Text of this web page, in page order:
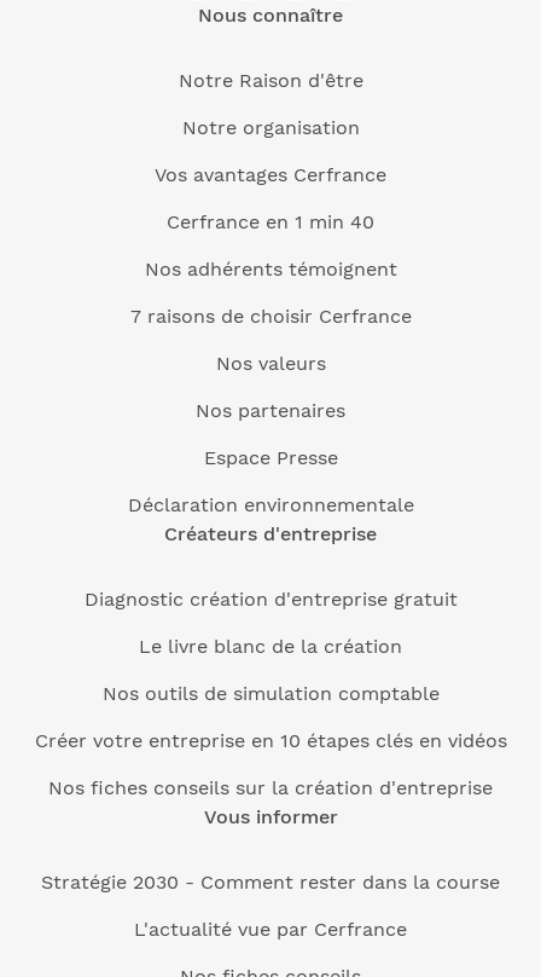
Nous connaître
Notre Raison d'être
Notre organisation
Vos avantages Cerfrance
Cerfrance en 1 min 40
Nos adhérents témoignent
7 raisons de choisir Cerfrance
Nos valeurs
Nos partenaires
Espace Presse
Déclaration environnementale
Créateurs d'entreprise
Diagnostic création d'entreprise gratuit
Le livre blanc de la création
Nos outils de simulation comptable
Créer votre entreprise en 10 étapes clés en vidéos
Nos fiches conseils sur la création d'entreprise
Vous informer
Stratégie 2030 - Comment rester dans la course
L'actualité vue par Cerfrance